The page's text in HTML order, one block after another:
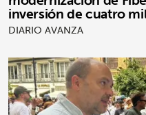
inversión de cuatro
DIARIO AVANZA